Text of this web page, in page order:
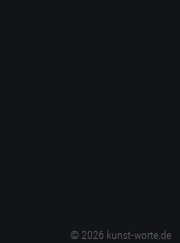
© 2026 kunst-worte.de